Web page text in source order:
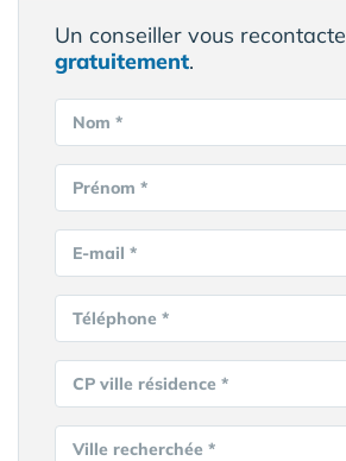
Un conseiller vous recontacte
gratuitement.
Nom *
Prénom *
E-mail *
Téléphone *
CP ville résidence *
Ville recherchée *